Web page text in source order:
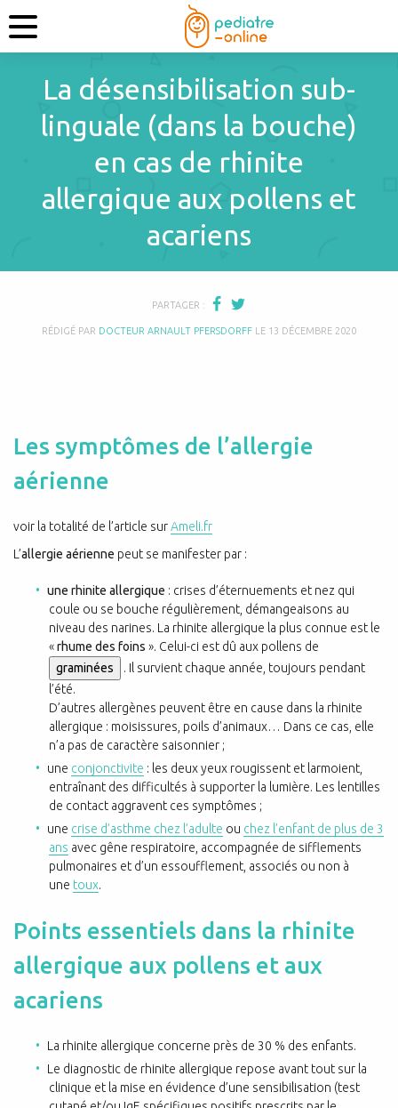
La désensibilisation sub-
linguale (dans la bouche)
en cas de rhinite
allergique aux pollens et
acariens
PARTAGER :
RÉDIGÉ PAR DOCTEUR ARNAULT PFERSDORFF LE 13 DÉCEMBRE 2020
Les symptômes de l’allergie
aérienne
voir la totalité de l’article surAmeli.fr
L’allergie aérienne peut se manifester par :
une rhinite allergique : crises d’éternuements et nez qui
coule ou se bouche régulièrement, démangeaisons au
niveau des narines. La rhinite allergique la plus connue est le
«rhume des foins ». Celui-ci est dû aux pollens de
graminées
. Il survient chaque année, toujours pendant
l’été.
D’autres allergènes peuvent être en cause dans la rhinite
allergique : moisissures, poils d’animaux… Dans ce cas, elle
n’a pas de caractère saisonnier ;
une conjonctivite : les deux yeux rougissent et larmoient,
entraînant des difficultés à supporter la lumière. Les lentilles
de contact aggravent ces symptômes ;
une crise d’asthme chez l’adulte ou chez l’enfant de plus de 3
ans avec gêne respiratoire, accompagnée de sifflements
pulmonaires et d’un essoufflement, associés ou non à
une toux.
Points essentiels dans la rhinite
allergique aux pollens et aux
acariens
La rhinite allergique concerne près de 30 % des enfants.
Le diagnostic de rhinite allergique repose avant tout sur la
clinique et la mise en évidence d’une sensibilisation (test